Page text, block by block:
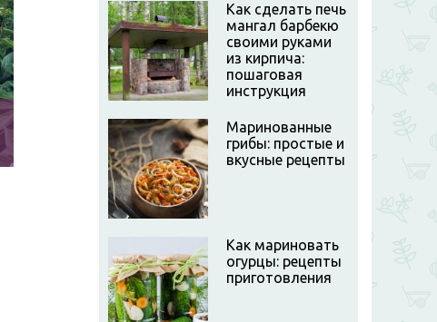
Как сделать печь
мангал барбекю
своими руками
из кирпича:
пошаговая
инструкция
Маринованные
грибы: простые и
вкусные рецепты
Как мариновать
огурцы: рецепты
приготовления